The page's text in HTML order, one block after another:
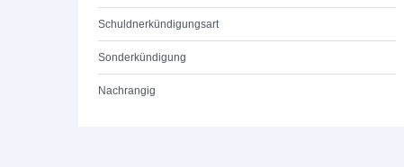
Schuldnerkündigungsart
Sonderkündigung
Nachrangig